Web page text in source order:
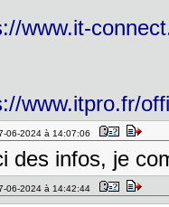
www.it-
www.itpro.fr/
06-2024 à 14:07:06
des infos, je
06-2024 à 14:42:44